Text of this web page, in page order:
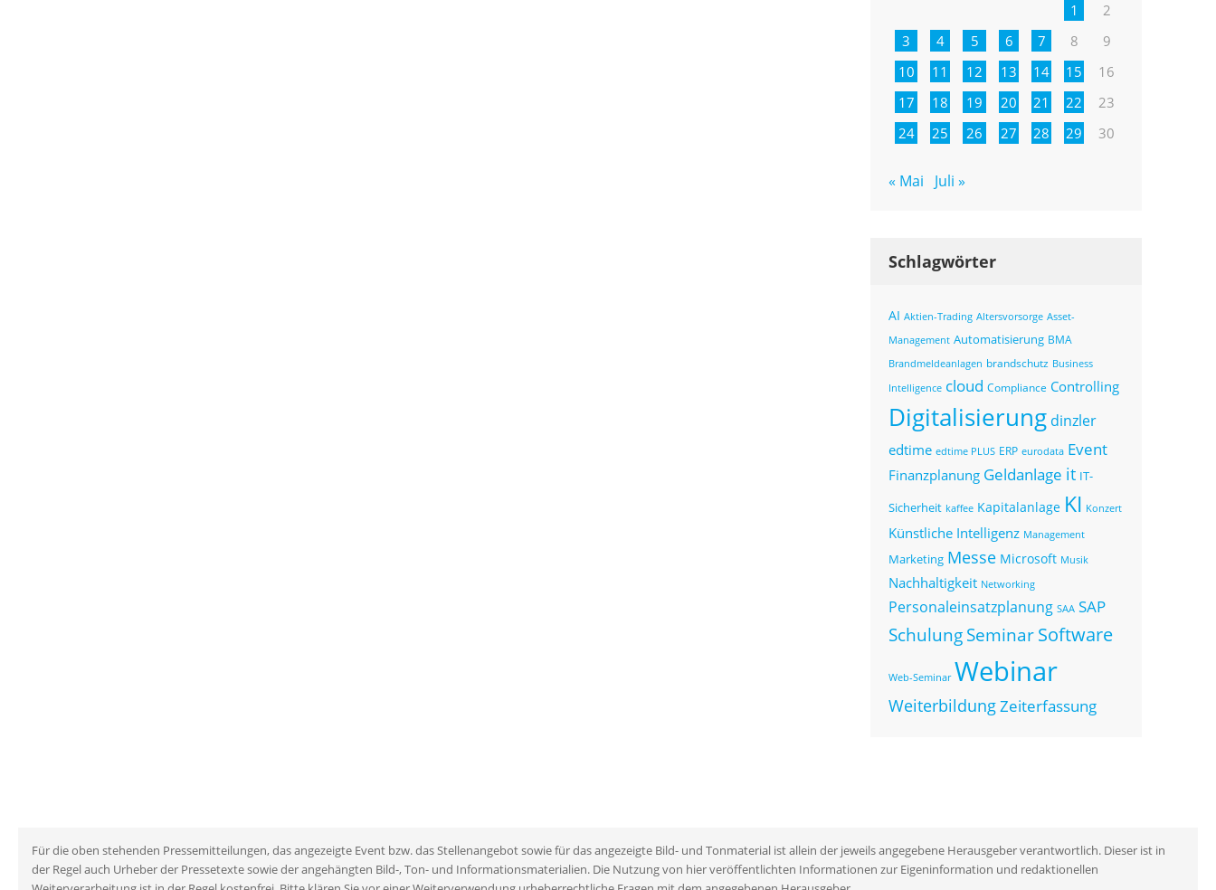
1
2
3
4 5 6 7 8
9
10
11 12 13 14 15
16
17
18 19 20 21 22
23
24
25 26 27 28 29 30
« Mai Juli »
Schlagwörter
AI Aktien-Trading Altersvorsorge Asset-
Management Automatisierung BMA
Brandmeldeanlagen brandschutz Business
Intelligence cloud Compliance Controlling
Digitalisierung dinzler
edtime edtime PLUS ERP eurodata Event
Finanzplanung Geldanlage it IT-
Sicherheit kaffee Kapitalanlage KI Konzert
Künstliche Intelligenz Management
Marketing Messe Microsoft Musik
Nachhaltigkeit Networking
Personaleinsatzplanung SAA SAP
SchulungSeminarSoftware
Web-Seminar Webinar
WeiterbildungZeiterfassung
Für die oben stehenden Pressemitteilungen, das angezeigte Event bzw. das Stellenangebot sowie für das angezeigte Bild- und Tonmaterial ist allein der jeweils angegebene Herausgeber verantwortlich. Dieser ist in
der Regel auch Urheber der Pressetexte sowie der angehängten Bild-, Ton- und Informationsmaterialien. Die Nutzung von hier veröffentlichten Informationen zur Eigeninformation und redaktionellen